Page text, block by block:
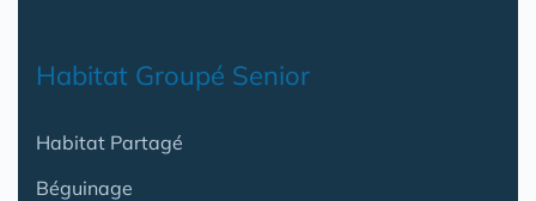
Habitat Groupé Senior
Habitat Partagé
Béguinage